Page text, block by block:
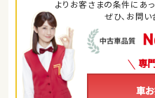
よりお客さまの条件にあ
ぜひ、お問
専
車